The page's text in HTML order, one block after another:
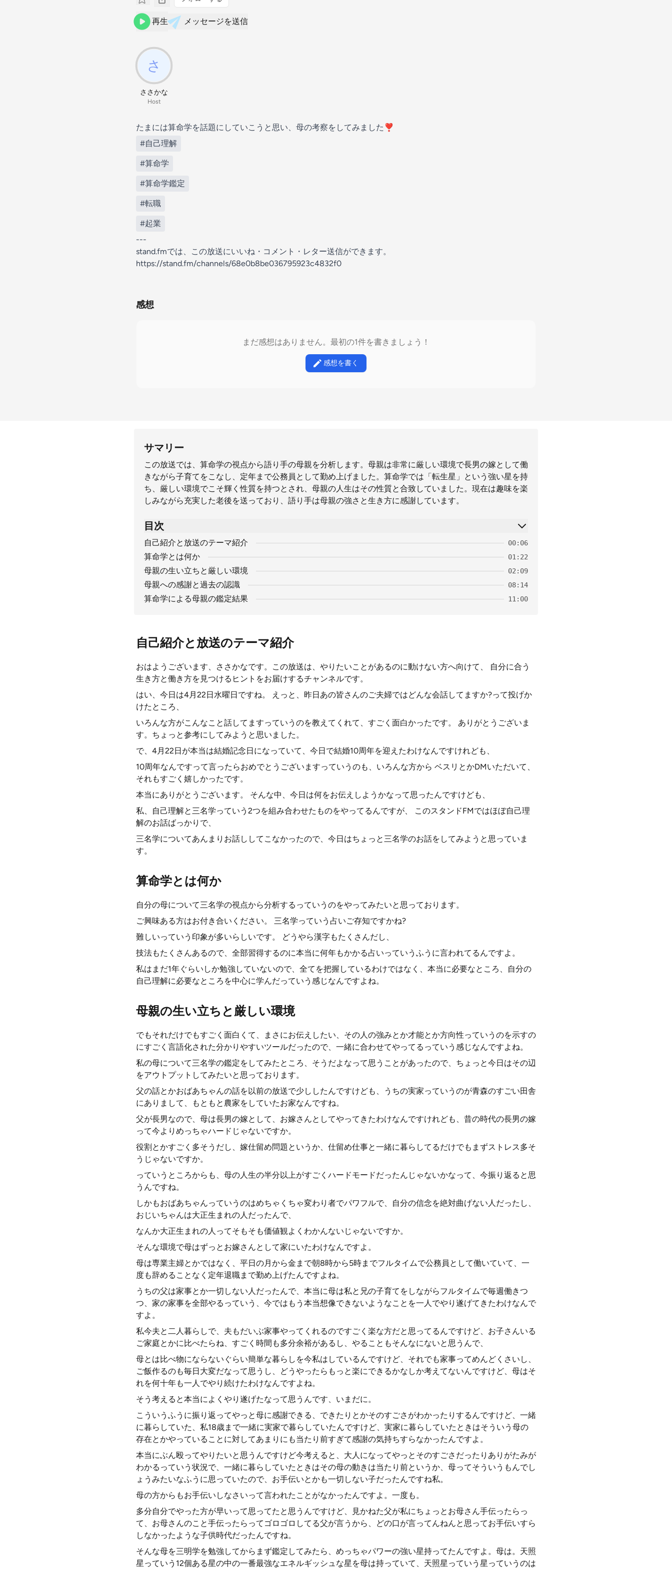
再生 メッセージを送信
ささかな
Host
たまには算命学を話題にしていこうと思い、母の考察をしてみました❣️
#自己理解
#算命学
#算命学鑑定
#転職
#起業
---
stand.fmでは、この放送にいいね・コメント・レター送信ができます。
https://stand.fm/channels/68e0b8be036795923c4832f0
感想
まだ感想はありません。最初の1件を書きましょう！
感想を書く
サマリー
この放送では、算命学の視点から語り手の母親を分析します。母親は非常に厳しい環境で長男の嫁として働
きながら子育てをこなし、定年まで公務員として勤め上げました。算命学では「転生星」という強い星を持
ち、厳しい環境でこそ輝く性質を持つとされ、母親の人生はその性質と合致していました。現在は趣味を楽
しみながら充実した老後を送っており、語り手は母親の強さと生き方に感謝しています。
目次
自己紹介と放送のテーマ紹介 00:06
算命学とは何か 01:22
母親の生い立ちと厳しい環境 02:09
母親への感謝と過去の認識 08:14
算命学による母親の鑑定結果 11:00
自己紹介と放送のテーマ紹介
おはようございます、ささかなです。この放送は、やりたいことがあるのに動けない方へ向けて、 自分に合う
生き方と働き方を見つけるヒントをお届けするチャンネルです。
はい、今日は4月22日水曜日ですね。 えっと、昨日あの皆さんのご夫婦ではどんな会話してますか?って投げか
けたところ、
いろんな方がこんなこと話してますっていうのを教えてくれて、すごく面白かったです。 ありがとうございま
す。ちょっと参考にしてみようと思いました。
で、4月22日が本当は結婚記念日になっていて、今日で結婚10周年を迎えたわけなんですけれども、
10周年なんですって言ったらおめでとうございますっていうのも、いろんな方から ベスリとかDMいただいて、
それもすごく嬉しかったです。
本当にありがとうございます。 そんな中、今日は何をお伝えしようかなって思ったんですけども、
私、自己理解と三名学っていう2つを組み合わせたものをやってるんですが、 このスタンドFMではほぼ自己理
解のお話ばっかりで、
三名学についてあんまりお話ししてこなかったので、今日はちょっと三名学のお話をしてみようと思っていま
す。
算命学とは何か
自分の母について三名学の視点から分析するっていうのをやってみたいと思っております。
ご興味ある方はお付き合いください。 三名学っていう占いご存知ですかね?
難しいっていう印象が多いらしいです。 どうやら漢字もたくさんだし、
技法もたくさんあるので、全部習得するのに本当に何年もかかる占いっていうふうに言われてるんですよ。
私はまだ1年ぐらいしか勉強していないので、全てを把握しているわけではなく、本当に必要なところ、自分の
自己理解に必要なところを中心に学んだっていう感じなんですよね。
母親の生い立ちと厳しい環境
でもそれだけでもすごく面白くて、まさにお伝えしたい、その人の強みとか才能とか方向性っていうのを示すの
にすごく言語化された分かりやすいツールだったので、一緒に合わせてやってるっていう感じなんですよね。
私の母について三名学の鑑定をしてみたところ、そうだよなって思うことがあったので、ちょっと今日はその辺
をアウトプットしてみたいと思っております。
父の話とかおばあちゃんの話を以前の放送で少ししたんですけども、うちの実家っていうのが青森のすごい田舎
にありまして、もともと農家をしていたお家なんですね。
父が長男なので、母は長男の嫁として、お嫁さんとしてやってきたわけなんですけれども、昔の時代の長男の嫁
って今よりめっちゃハードじゃないですか。
役割とかすごく多そうだし、嫁仕留め問題というか、仕留め仕事と一緒に暮らしてるだけでもまずストレス多そ
うじゃないですか。
っていうところからも、母の人生の半分以上がすごくハードモードだったんじゃないかなって、今振り返ると思
うんですね。
しかもおばあちゃんっていうのはめちゃくちゃ変わり者でパワフルで、自分の信念を絶対曲げない人だったし、
おじいちゃんは大正生まれの人だったんで、
なんか大正生まれの人ってそもそも価値観よくわかんないじゃないですか。
そんな環境で母はずっとお嫁さんとして家にいたわけなんですよ。
母は専業主婦とかではなく、平日の月から金まで朝8時から5時までフルタイムで公務員として働いていて、一
度も辞めることなく定年退職まで勤め上げたんですよね。
うちの父は家事とか一切しない人だったんで、本当に母は私と兄の子育てをしながらフルタイムで毎週働きつ
つ、家の家事を全部やるっていう、今ではもう本当想像できないようなことを一人でやり遂げてきたわけなんで
すよ。
私今夫と二人暮らしで、夫もだいぶ家事やってくれるのですごく楽な方だと思ってるんですけど、お子さんいる
ご家庭とかに比べたらね、すごく時間も多分余裕があるし、やることもそんなにないと思うんで、
母とは比べ物にならないぐらい簡単な暮らしを今私はしているんですけど、それでも家事ってめんどくさいし、
ご飯作るのも毎日大変だなって思うし、どうやったらもっと楽にできるかなしか考えてないんですけど、母はそ
れを何十年も一人でやり続けたわけなんですよね。
そう考えると本当によくやり遂げたなって思うんです、いまだに。
こういうふうに振り返ってやっと母に感謝できる、できたりとかそのすごさがわかったりするんですけど、一緒
に暮らしていた、私18歳まで一緒に実家で暮らしていたんですけど、実家に暮らしていたときはそういう母の
存在とかやっていることに対してあまりにも当たり前すぎて感謝の気持ちすらなかったんですよ。
本当にぶん殴ってやりたいと思うんですけど今考えると、大人になってやっとそのすごさだったりありがたみが
わかるっていう状況で、一緒に暮らしていたときはその母の動きは当たり前というか、母ってそういうもんでし
ょうみたいなふうに思っていたので、お手伝いとかも一切しない子だったんですね私。
母の方からもお手伝いしなさいって言われたことがなかったんですよ。一度も。
多分自分でやった方が早いって思ってたと思うんですけど、見かねた父が私にちょっとお母さん手伝ったらっ
て、お母さんのこと手伝ったらってゴロゴロしてる父が言うから、どの口が言ってんねんと思ってお手伝いすら
しなかったような子供時代だったんですね。
そんな母を三明学を勉強してからまず鑑定してみたら、めっちゃパワーの強い星持ってたんですよ。母は。天照
星っていう12個ある星の中の一番最強なエネルギッシュな星を母は持っていて、天照星っていう星っていうのは